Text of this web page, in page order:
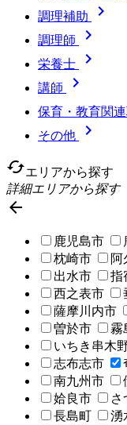
調理補助 
調理師 
栄養士 
講師 
保育・教育関
その他

cachedエリアから探す
詳細エリアから探す

鹿児島市
枕崎市
阿
出水市
指
西之表市
薩摩川内市
曽於市
霧
いちき串木
志布志市
南九州市
姶良市
さ
長島町
湧